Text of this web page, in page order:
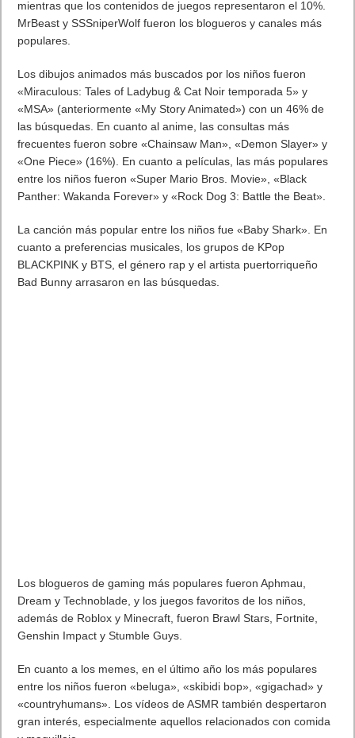
mientras que los contenidos de juegos representaron el 10%.
MrBeast y SSSniperWolf fueron los blogueros y canales más
populares.
Los dibujos animados más buscados por los niños fueron
«Miraculous: Tales of Ladybug & Cat Noir temporada 5» y
«MSA» (anteriormente «My Story Animated») con un 46% de
las búsquedas. En cuanto al anime, las consultas más
frecuentes fueron sobre «Chainsaw Man», «Demon Slayer» y
«One Piece» (16%). En cuanto a películas, las más populares
entre los niños fueron «Super Mario Bros. Movie», «Black
Panther: Wakanda Forever» y «Rock Dog 3: Battle the Beat».
La canción más popular entre los niños fue «Baby Shark». En
cuanto a preferencias musicales, los grupos de KPop
BLACKPINK y BTS, el género rap y el artista puertorriqueño
Bad Bunny arrasaron en las búsquedas.
Los blogueros de gaming más populares fueron Aphmau,
Dream y Technoblade, y los juegos favoritos de los niños,
además de Roblox y Minecraft, fueron Brawl Stars, Fortnite,
Genshin Impact y Stumble Guys.
En cuanto a los memes, en el último año los más populares
entre los niños fueron «beluga», «skibidi bop», «gigachad» y
«countryhumans». Los vídeos de ASMR también despertaron
gran interés, especialmente aquellos relacionados con comida